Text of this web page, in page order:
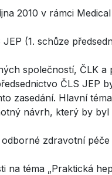
2010 v rámci
(1. schůze
společností, ČLK a
ČLS JEP
zasedání. Hlavní
návrh, který by
zdravotní
na téma „Praktická